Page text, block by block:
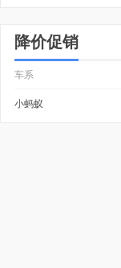
降价促销
车系
小蚂蚁